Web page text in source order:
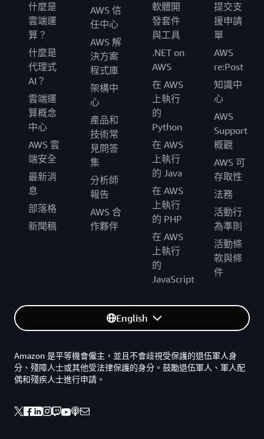
什麼是
雲端運
算？
什麼是
代理式
AI？
雲端運
算概念
中心
AWS 雲
端安全
最新消
息
部落格
新聞稿
AWS 信
任中心
AWS 解
決方案
程式庫
架構中
心
產品和
技術常
見問答
集
分析師
報告
AWS 合
作夥伴
軟體開
發套件
與工具
.NET on
AWS
在 AWS
上執行
的
Python
在 AWS
上執行
的 Java
在 AWS
上執行
的 PHP
在 AWS
上執行
的
JavaScript
提交支
援申請
單
AWS
re:Post
知識中
心
AWS
Support
概觀
AWS 可
存取性
法務
活動行
為準則
活動條
款與條
件
English
Amazon 是平等機會僱主，並且不會歧視受保護的退伍軍人身
分、殘障人士或其他受法律保護的身分。鼓勵退伍軍人、軍人配
偶和殘疾人士進行申請。